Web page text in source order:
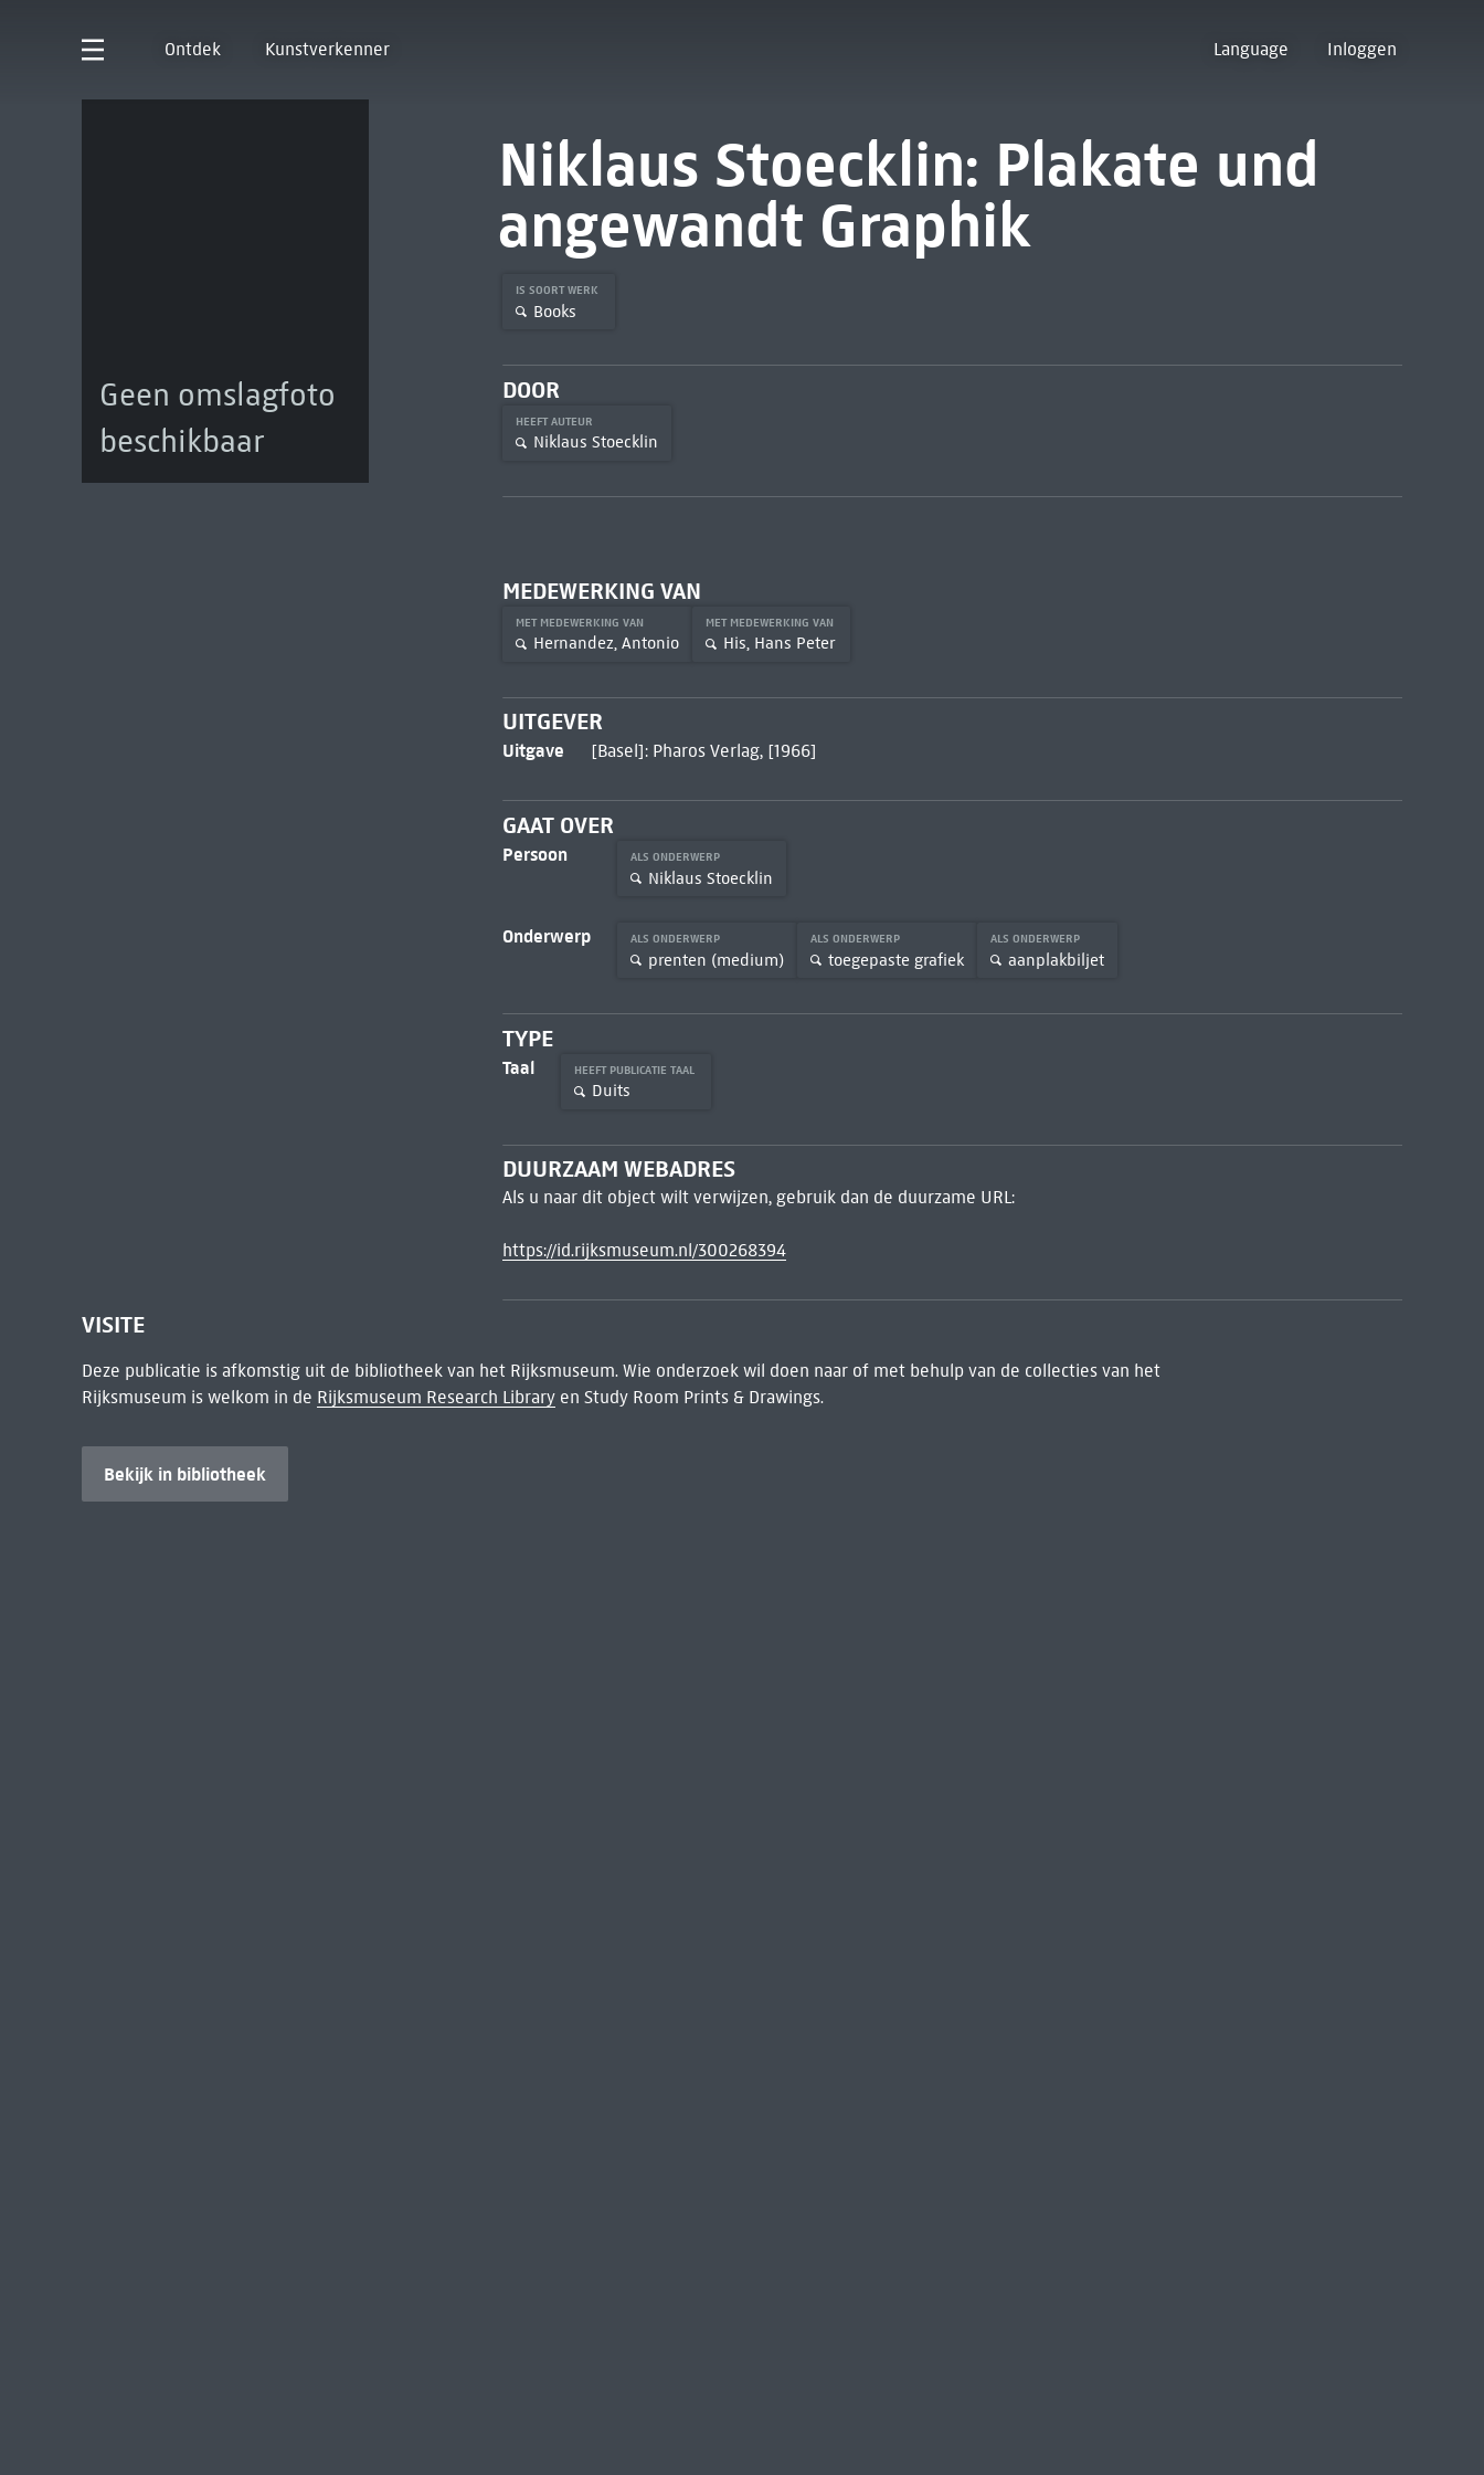
Ontdek Kunstverkenner Language Inloggen
Geen omslagfoto
beschikbaar
Niklaus Stoecklin: Plakate und
angewandt Graphik
IS SOORT WERK
Books
DOOR
HEEFT AUTEUR
Niklaus Stoecklin
MEDEWERKING VAN
MET MEDEWERKING VAN
Hernandez, Antonio
MET MEDEWERKING VAN
His, Hans Peter
UITGEVER
Uitgave [Basel]: Pharos Verlag, [1966]
GAAT OVER
Persoon ALS ONDERWERP
Niklaus Stoecklin
Onderwerp ALS ONDERWERP
prenten (medium)
ALS ONDERWERP
toegepaste grafiek
ALS ONDERWERP
aanplakbiljet
TYPE
Taal HEEFT PUBLICATIE TAAL
Duits
DUURZAAM WEBADRES
Als u naar dit object wilt verwijzen, gebruik dan de duurzame URL:
https://id.rijksmuseum.nl/300268394
VISITE
Deze publicatie is afkomstig uit de bibliotheek van het Rijksmuseum. Wie onderzoek wil doen naar of met behulp van de collecties van het
Rijksmuseum is welkom in de Rijksmuseum Research Libraryen Study Room Prints & Drawings.
Bekijk in bibliotheek